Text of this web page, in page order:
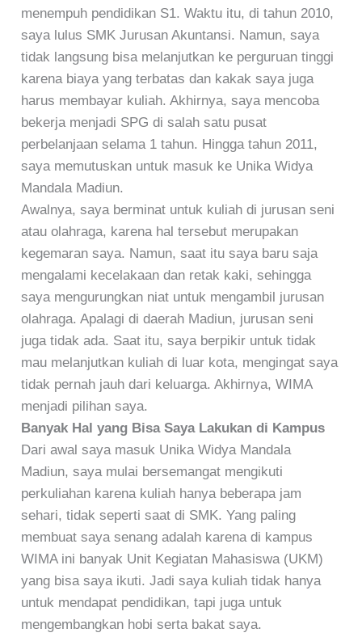
menempuh pendidikan S1. Waktu itu, di tahun 2010,
saya lulus SMK Jurusan Akuntansi. Namun, saya
tidak langsung bisa melanjutkan ke perguruan tinggi
karena biaya yang terbatas dan kakak saya juga
harus membayar kuliah. Akhirnya, saya mencoba
bekerja menjadi SPG di salah satu pusat
perbelanjaan selama 1 tahun. Hingga tahun 2011,
saya memutuskan untuk masuk ke Unika Widya
Mandala Madiun.
Awalnya, saya berminat untuk kuliah di jurusan seni
atau olahraga, karena hal tersebut merupakan
kegemaran saya. Namun, saat itu saya baru saja
mengalami kecelakaan dan retak kaki, sehingga
saya mengurungkan niat untuk mengambil jurusan
olahraga. Apalagi di daerah Madiun, jurusan seni
juga tidak ada. Saat itu, saya berpikir untuk tidak
mau melanjutkan kuliah di luar kota, mengingat saya
tidak pernah jauh dari keluarga. Akhirnya, WIMA
menjadi pilihan saya.
Banyak Hal yang Bisa Saya Lakukan di Kampus
Dari awal saya masuk Unika Widya Mandala
Madiun, saya mulai bersemangat mengikuti
perkuliahan karena kuliah hanya beberapa jam
sehari, tidak seperti saat di SMK. Yang paling
membuat saya senang adalah karena di kampus
WIMA ini banyak Unit Kegiatan Mahasiswa (UKM)
yang bisa saya ikuti. Jadi saya kuliah tidak hanya
untuk mendapat pendidikan, tapi juga untuk
mengembangkan hobi serta bakat saya.